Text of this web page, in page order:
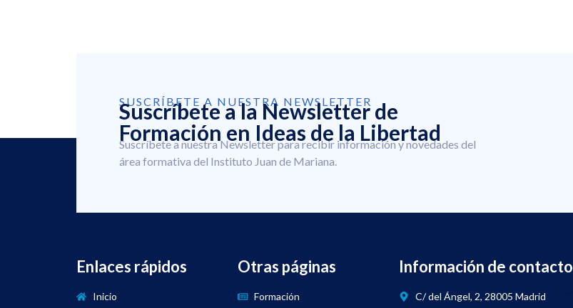
SUSCRÍBETE A NUESTRA NEWSLETTER
Suscríbete a la Newsletter de
Formación en Ideas de la Libertad
Suscríbete a nuestra Newsletter para recibir información y novedades del
área formativa del Instituto Juan de Mariana.
Enlaces rápidos
Inicio
Otras páginas
Formación
Información de contacto
C/ del Ángel, 2, 28005 Madrid